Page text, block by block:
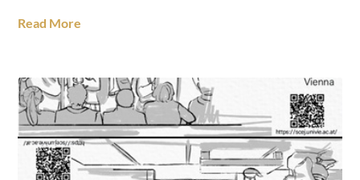
Read More